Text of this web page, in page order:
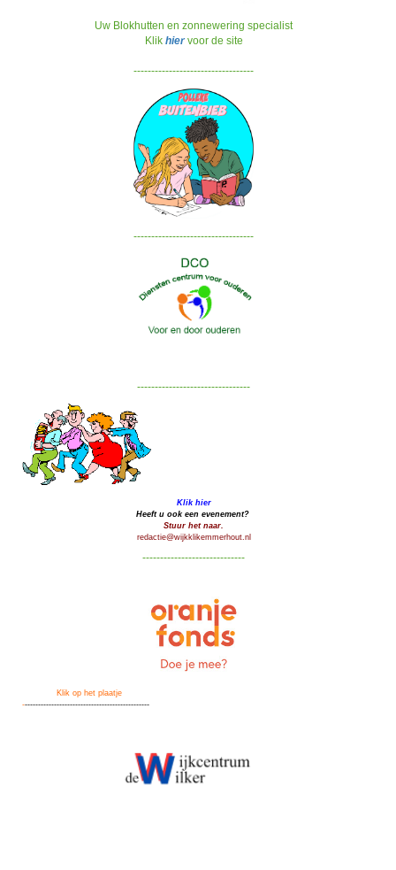
Uw Blokhutten en zonnewering specialist
Klik hiervoor de site
----------------------------------
----------------------------------
--------------------------------
Klik hier
Heeft u ook een evenement?
Stuur het naar.
redactie@wijkklikemmerhout.nl
-----------------------------
Klik op het plaatje
------------------------------------------------